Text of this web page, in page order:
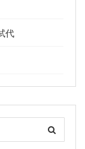
代